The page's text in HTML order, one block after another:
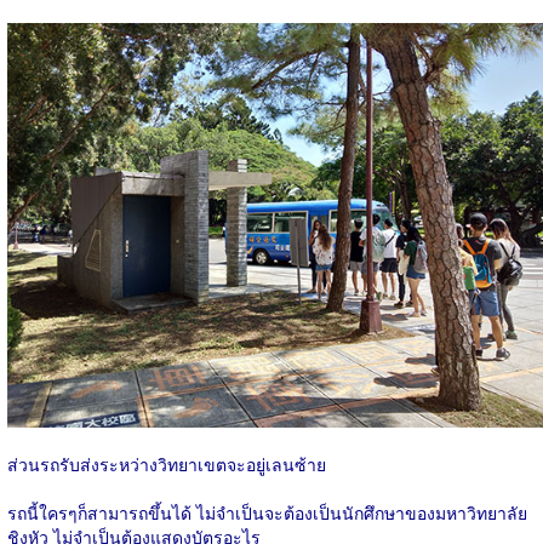
ส่วนรถรับส่งระหว่างวิทยาเขตจะอยู่เลนซ้าย
รถนี้ใครๆก็สามารถขึ้นได้ ไม่จำเป็นจะต้องเป็นนักศึกษาของมหาวิทยาลัย
ชิงหัว ไม่จำเป็นต้องแสดงบัตรอะไร